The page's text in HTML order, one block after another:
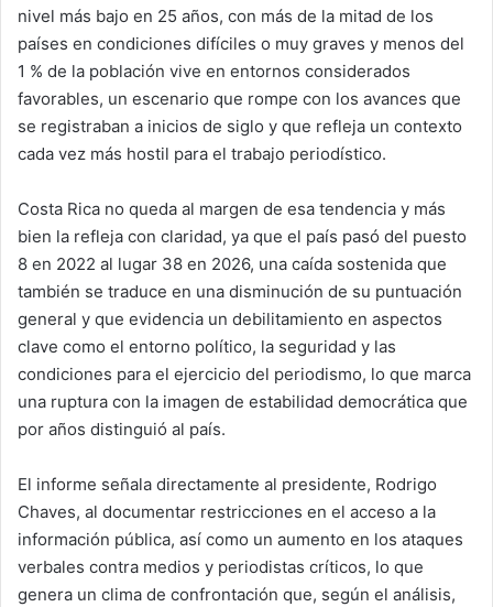
nivel más bajo en 25 años, con más de la mitad de los
países en condiciones difíciles o muy graves y menos del
1 % de la población vive en entornos considerados
favorables, un escenario que rompe con los avances que
se registraban a inicios de siglo y que refleja un contexto
cada vez más hostil para el trabajo periodístico.
Costa Rica no queda al margen de esa tendencia y más
bien la refleja con claridad, ya que el país pasó del puesto
8 en 2022 al lugar 38 en 2026, una caída sostenida que
también se traduce en una disminución de su puntuación
general y que evidencia un debilitamiento en aspectos
clave como el entorno político, la seguridad y las
condiciones para el ejercicio del periodismo, lo que marca
una ruptura con la imagen de estabilidad democrática que
por años distinguió al país.
El informe señala directamente al presidente, Rodrigo
Chaves, al documentar restricciones en el acceso a la
información pública, así como un aumento en los ataques
verbales contra medios y periodistas críticos, lo que
genera un clima de confrontación que, según el análisis,